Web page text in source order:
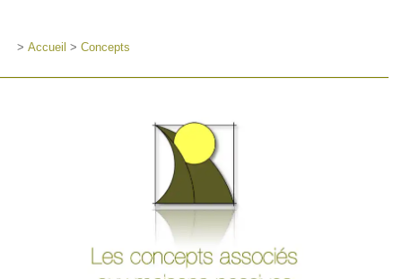
> Accueil > Concepts